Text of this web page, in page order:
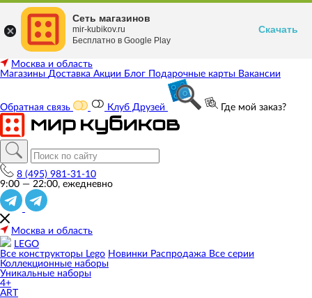
Москва и область
Магазины Доставка Акции Блог Подарочные карты Вакансии
Обратная связь Клуб Друзей Где мой заказ?
8 (495) 981-31-10
9:00 — 22:00, ежедневно
Москва и область
LEGO
Все конструкторы Lego Новинки Распродажа Все серии
Коллекционные наборы
Уникальные наборы
4+
ART
Сеть магазинов
mir-kubikov.ru
Бесплатно в Google Play
Скачать